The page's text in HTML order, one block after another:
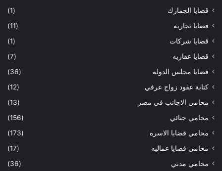
قضايا الجمارك
(1)
قضايا تجاريه
(11)
قضايا شركات
(1)
قضايا عقاريه
(7)
قضايا مجلس الدوله
(36)
كتابة عقود زواج عرفي
(12)
محامي الاجانب في مصر
(13)
محامي جنائي
(156)
محامي قضايا الاسره
(173)
محامي قضايا عماليه
(17)
محامي مدني
(36)